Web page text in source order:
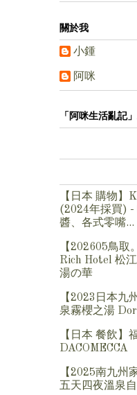
關於我
小鍾
阿咪
「阿咪生活亂記
【日本 購物
(2024年採買) -
醬、各式零嘴...
【202605鳥取
Rich Hotel 松
湯の華
【2023日本九
泉霧櫻之湯
【日本 餐飲】
DACOMECCA
【2025南九州
五天四夜溫泉